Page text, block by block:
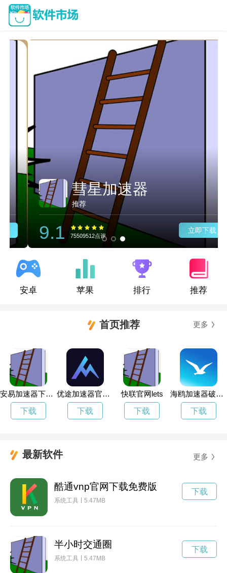
质子加速器
推荐
9.1 75509512点评
立即下载
安卓 苹果 排行 推荐
首页推荐 更多
安易加速器下载官方
下载
优途加速器官网最新版
下载
快联官网lets
下载
海鸥加速器破解版下载官网
下载
最新软件 更多
酷通vnp官网下载免费版
系统工具 5.47MB
下载
半小时交通圈
系统工具 5.47MB
下载